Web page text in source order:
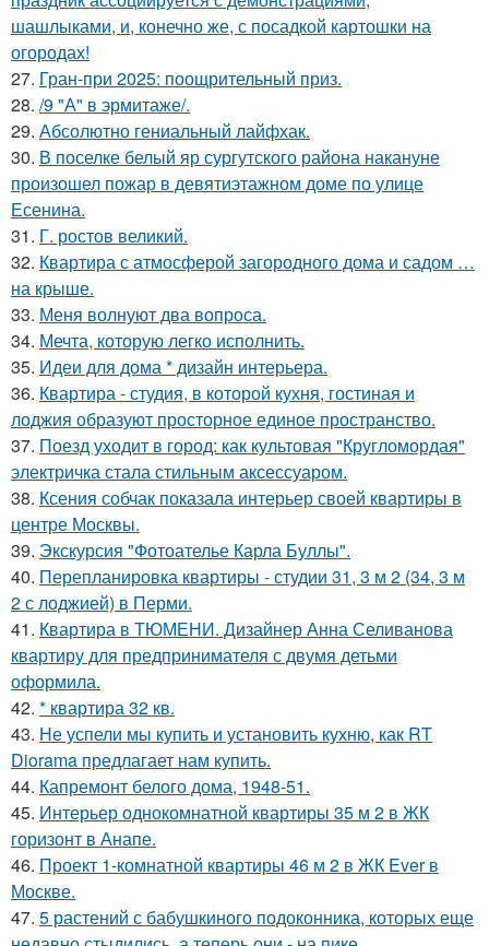
шашлыками, и, конечно же, с посадкой картошки на
огородах!
27. Гран-при 2025: поощрительный приз.
28. /9 "А" в эрмитаже/.
29. Абсолютно гениальный лайфхак.
30. В поселке белый яр сургутского района накануне
произошел пожар в девятиэтажном доме по улице
Есенина.
31. Г. ростов великий.
32. Квартира с атмосферой загородного дома и садом …
на крыше.
33. Меня волнуют два вопроса.
34. Мечта, которую легко исполнить.
35. Идеи для дома * дизайн интерьера.
36. Квартира - студия, в которой кухня, гостиная и
лоджия образуют просторное единое пространство.
37. Поезд уходит в город: как культовая "Кругломордая"
электричка стала стильным аксессуаром.
38. Ксения собчак показала интерьер своей квартиры в
центре Москвы.
39. Экскурсия "Фотоателье Карла Буллы".
40. Перепланировка квартиры - студии 31, 3 м 2 (34, 3 м
2 с лоджией) в Перми.
41. Квартира в ТЮМЕНИ. Дизайнер Анна Селиванова
квартиру для предпринимателя с двумя детьми
оформила.
42. * квартира 32 кв.
43. Не успели мы купить и установить кухню, как RT
Diorama предлагает нам купить.
44. Капремонт белого дома, 1948-51.
45. Интерьер однокомнатной квартиры 35 м 2 в ЖК
горизонт в Анапе.
46. Проект 1-комнатной квартиры 46 м 2 в ЖК Ever в
Москве.
47. 5 растений с бабушкиного подоконника, которых еще